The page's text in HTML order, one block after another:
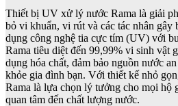
Thiết bị UV xử lý nước Rama là giải
bỏ vi khuẩn, vi rút và các tác nhân gây
dụng công nghệ tia cực tím (UV) với
Rama tiêu diệt đến 99,99% vi sinh vật
dụng hóa chất, đảm bảo nguồn nước
khỏe gia đình bạn. Với thiết kế nhỏ
Rama là lựa chọn lý tưởng cho mọi hộ
quan tâm đến chất lượng nước.